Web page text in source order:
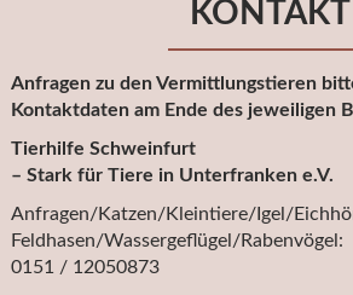
KONTAKT
Anfragen zu den Vermittlungstieren
Kontaktdaten am Ende des jeweiligen
Tierhilfe Schweinfurt
– Stark für Tiere in Unterfranken e.V.
Anfragen/Katzen/Kleintiere/Igel/
Feldhasen/Wassergeflügel/Rabenvögel:
0151 / 12050873